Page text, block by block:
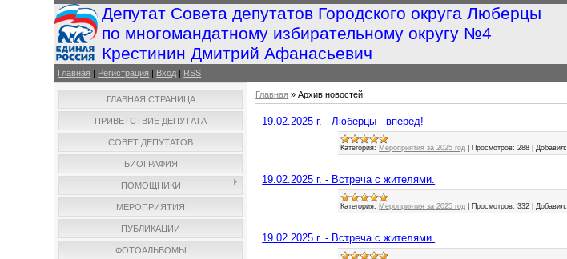
Депутат Совета депутатов Городского округа Люберцы
по многомандатному избирательному округу №4
Крестинин Дмитрий Афанасьевич
Главная | Регистрация | Вход | RSS
ГЛАВНАЯ СТРАНИЦА
ПРИВЕТСТВИЕ ДЕПУТАТА
СОВЕТ ДЕПУТАТОВ
БИОГРАФИЯ
ПОМОЩНИКИ
МЕРОПРИЯТИЯ
ПУБЛИКАЦИИ
ФОТОАЛЬБОМЫ
Главная »Архив новостей
19.02.2025 г. - Люберцы - вперёд!
Категория: Мероприятия за 2025 год Просмотров: 288 Добавил:
19.02.2025 г. - Встреча с жителями.
Категория: Мероприятия за 2025 год Просмотров: 332 Добавил:
19.02.2025 г. - Встреча с жителями.